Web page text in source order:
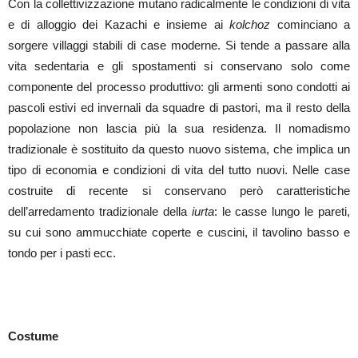
Con la collettivizzazione mutano radicalmente le condizioni di vita
e di alloggio dei Kazachi e insieme aikolchoz cominciano a
sorgere villaggi stabili di case moderne. Si tende a passare alla
vita sedentaria e gli spostamenti si conservano solo come
componente del processo produttivo: gli armenti sono condotti ai
pascoli estivi ed invernali da squadre di pastori, ma il resto della
popolazione non lascia più la sua residenza. Il nomadismo
tradizionale è sostituito da questo nuovo sistema, che implica un
tipo di economia e condizioni di vita del tutto nuovi. Nelle case
costruite di recente si conservano però caratteristiche
dell’arredamento tradizionale della iurta: le casse lungo le pareti,
su cui sono ammucchiate coperte e cuscini, il tavolino basso e
tondo per i pasti ecc.
Costume